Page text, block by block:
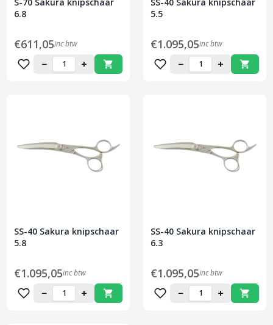
6.8
€611,05inc btw
− +
5.5
€1.095,05inc btw
− +
SS-40 Sakura knipschaar
5.8
€1.095,05inc btw
− +
SS-40 Sakura knipschaar
6.3
€1.095,05inc btw
− +